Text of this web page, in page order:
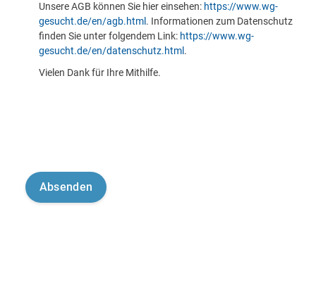
Unsere AGB können Sie hier einsehen: https://www.wg-
gesucht.de/en/agb.html . Informationen zum Datenschutz
finden Sie unter folgendem Link: https://www.wg-
gesucht.de/en/datenschutz.html .
Vielen Dank für Ihre Mithilfe.